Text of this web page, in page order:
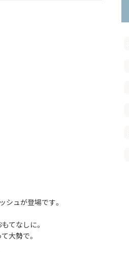
シュが登場です。
てなしに。
大勢で。